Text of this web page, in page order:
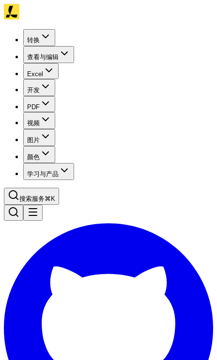
转换
查看与编辑
Excel
开发
PDF
视频
图片
颜色
学习与产品
搜索服务⌘K